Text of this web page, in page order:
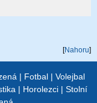
[Nahoru]
| Fotbal | Volejbal
| Horolezci | Stolní